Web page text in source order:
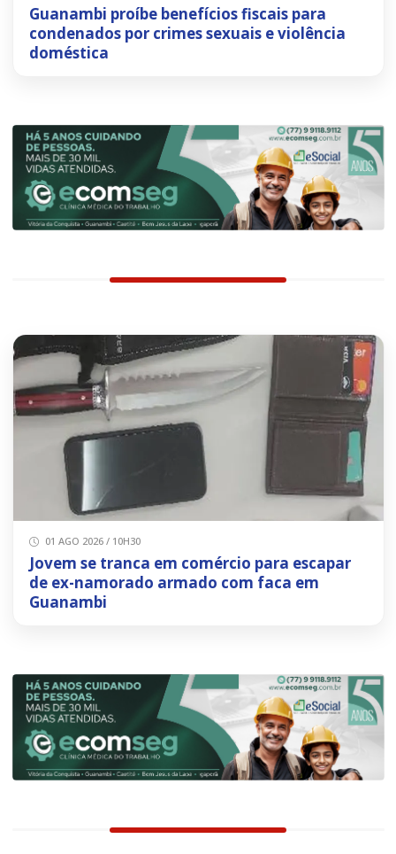
Guanambi proíbe benefícios fiscais para
condenados por crimes sexuais e violência
doméstica
01 AGO 2026 / 10H30
Jovem se tranca em comércio para escapar
de ex-namorado armado com faca em
Guanambi